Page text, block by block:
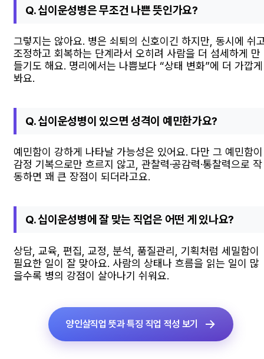
Q. 십이운성병은 무조건 나쁜 뜻인가요?
그렇지는 않아요. 병은 쇠퇴의 신호이긴 하지만, 동시에 쉬
조정하고 회복하는 단계라서 오히려 사람을 더 섬세하게 만
들기도 해요. 명리에서는 나쁨보다 “상태 변화”에 더 가깝게
봐요.
Q. 십이운성병이 있으면 성격이 예민한가요?
예민함이 강하게 나타날 가능성은 있어요. 다만 그 예민함이
감정 기복으로만 흐르지 않고, 관찰력·공감력·통찰력으로 작
동하면 꽤 큰 장점이 되더라고요.
Q. 십이운성병에 잘 맞는 직업은 어떤 게 있나요?
상담, 교육, 편집, 교정, 분석, 품질관리, 기획처럼 세밀함이
필요한 일이 잘 맞아요. 사람의 상태나 흐름을 읽는 일이 많
을수록 병의 강점이 살아나기 쉬워요.
양인살직업 뜻과 특징 직업 적성 보기